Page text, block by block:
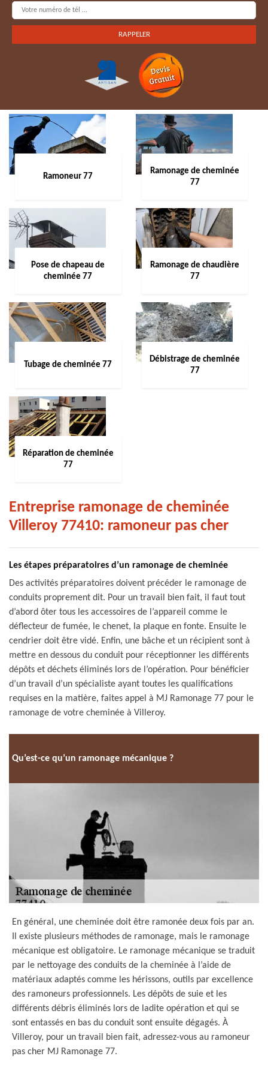
Ramoneur 77
Ramonage de cheminée
77
Pose de chapeau de
cheminée 77
Ramonage de chaudière
77
Tubage de cheminée 77
Débistrage de cheminée
77
Réparation de cheminée
77
Entreprise ramonage de cheminée
Villeroy 77410: ramoneur pas cher
Les étapes préparatoires d’un ramonage de cheminée
Des activités préparatoires doivent précéder le ramonage de
conduits proprement dit. Pour un travail bien fait, il faut tout
d’abord ôter tous les accessoires de l’appareil comme le
déflecteur de fumée, le chenet, la plaque en fonte. Ensuite le
cendrier doit être vidé. Enfin, une bâche et un récipient sont à
mettre en dessous du conduit pour réceptionner les différents
dépôts et déchets éliminés lors de l’opération. Pour bénéficier
d’un travail d’un spécialiste ayant toutes les qualifications
requises en la matière, faites appel à MJ Ramonage 77 pour le
ramonage de votre cheminée à Villeroy.
Qu’est-ce qu’un ramonage mécanique ?
En général, une cheminée doit être ramonée deux fois par an.
Il existe plusieurs méthodes de ramonage, mais le ramonage
mécanique est obligatoire. Le ramonage mécanique se traduit
par le nettoyage des conduits de la cheminée à l’aide de
matériaux adaptés comme les hérissons, outils par excellence
des ramoneurs professionnels. Les dépôts de suie et les
différents débris éliminés lors de ladite opération et qui se
sont entassés en bas du conduit sont ensuite dégagés. À
Villeroy, pour un travail bien fait, adressez-vous au ramoneur
pas cher MJ Ramonage 77.